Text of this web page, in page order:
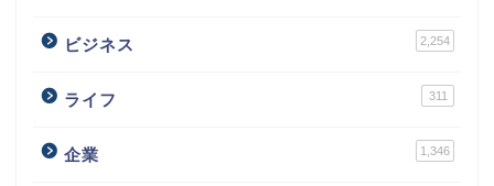
ビジネス 2,254
ライフ 311
企業 1,346